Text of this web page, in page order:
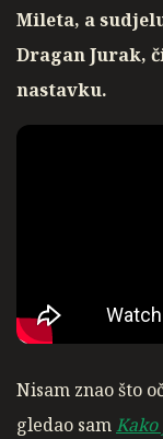
Mileta, a
Dragan Jurak,
nastavku.
Nisam znao što
gledao sam